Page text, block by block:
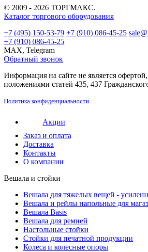
© 2009 - 2026 ТОРГМАКС.
Каталог торгового оборудования
+7 (495) 150-53-79 +7 (910) 086-45-25
+7 (910) 086-45-25
MAX, Telegram
Обратный звонок
Информация на сайте не является
положениями статей 435, 437
Политика конфиденциальности
Акции
Заказ и оплата
Доставка
Контакты
О компании
Вешала и стойки
Вешала для тяжелых вещей -
Вешала и рейлы напольные для
Вешала Basis
Вешала для ремней
Настольные стойки
Стойки для печатной продукции
Колеса и колесные опоры